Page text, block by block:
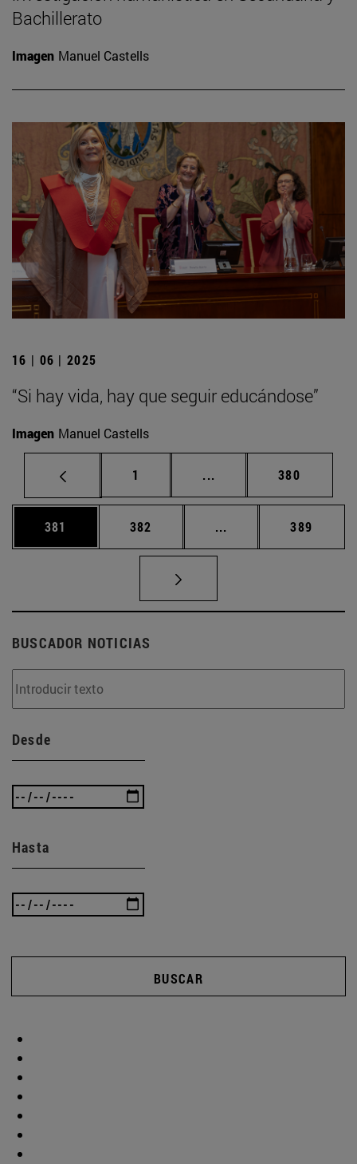
Bachillerato
Imagen Manuel Castells
16 | 06 | 2025
“Si hay vida, hay que seguir educándose”
Imagen Manuel Castells
Página
1 ... Páginas intermedias
Página
380
Página
381 Página
382 ... Páginas intermedias
Página
389
BUSCADOR NOTICIAS
Desde
Hasta
BUSCAR